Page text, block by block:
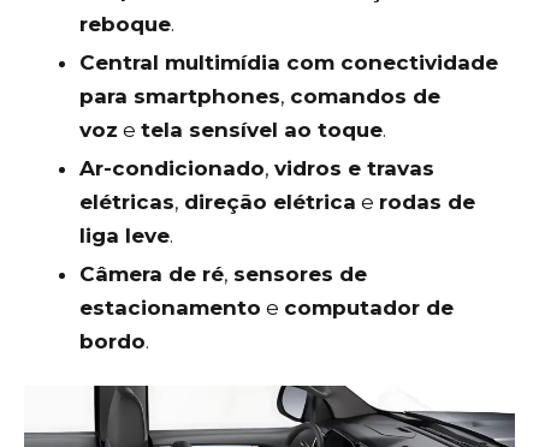
reboque.
Central multimídia com conectividade
para smartphones, comandos de
voz etela sensível ao toque.
Ar-condicionado,vidros e travas
elétricas, direção elétrica e rodas de
liga leve.
Câmera de ré, sensores de
estacionamento e computador de
bordo.